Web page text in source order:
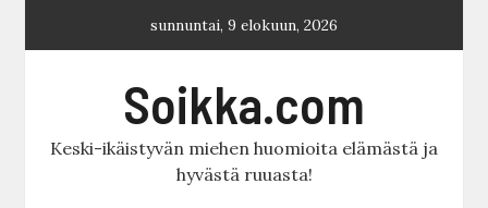
sunnuntai, 9 elokuun, 2026
Soikka.com
Keski-ikäistyvän miehen huomioita elämästä ja
hyvästä ruuasta!